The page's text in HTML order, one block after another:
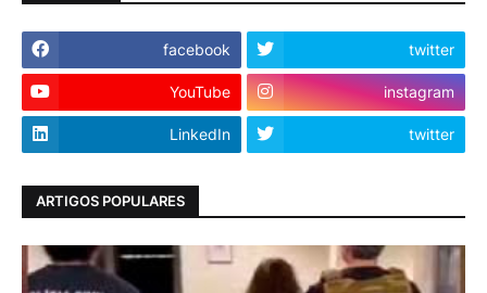
facebook twitter
YouTube instagram
LinkedIn twitter
ARTIGOS POPULARES